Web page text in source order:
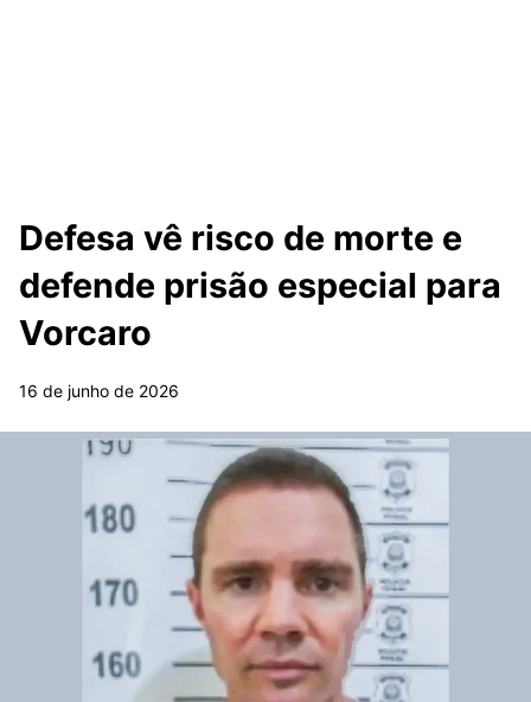
Defesa vê risco de morte e
defende prisão especial para
Vorcaro
16 de junho de 2026